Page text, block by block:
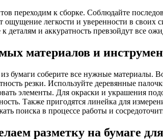
переходим к сборке. Соблюдайте
ощущение легкости и уверенности в своих
деталям и аккуратность превзойдут все
материалов и
бумаги соберите все нужные
резки. Используйте деревянные
элементы. Для окраски и украшения
Также пригодятся линейка для
поиска в процессе работы и
разметку на бумаге